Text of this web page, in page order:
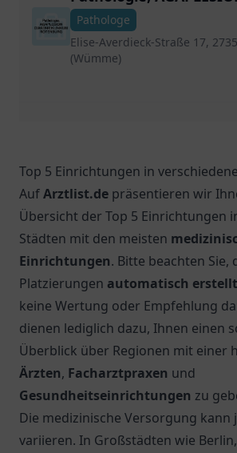
DIAKONIEKLINIKUM
Pathologe
Elise-Averdieck-Straße 17,
(Wümme)
Top 5 Einrichtungen in
AufArztlist.de präsentieren wir
Übersicht der Top 5 Einrichtungen
Städten mit den meisten
Einrichtungen. Bitte beachten Sie,
Platzierungen automatisch erstellt
keine Wertung oder Empfehlung
dienen lediglich dazu, Ihnen einen
Überblick über Regionen mit einer
Ärzten, Facharztpraxen und
Gesundheitseinrichtungen zu
Die medizinische Versorgung kann
variieren. In Großstädten wie